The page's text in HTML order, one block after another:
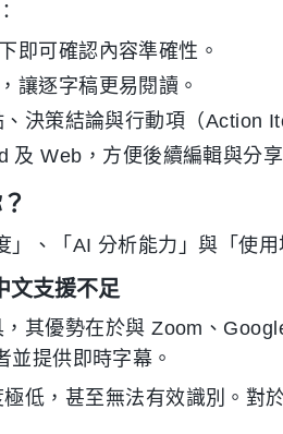
即可確認內容準確性。
讓逐字稿更易閱讀。
、決策結論與行動項（Action
及 Web，方便後續編輯與分享
、「AI 分析能力」與「使用
文支援不足
其優勢在於與 Zoom、
並提供即時字幕。
低，甚至無法有效識別。對